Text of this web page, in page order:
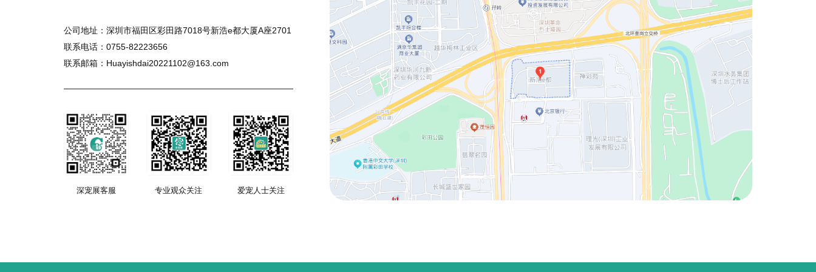
公司地址：深圳市福田区彩田路7018号新浩e都大厦A座2701
联系电话：0755-82223656
联系邮箱：Huayishdai20221102@163.com
深宠展客服 专业观众关注 爱宠人士关注